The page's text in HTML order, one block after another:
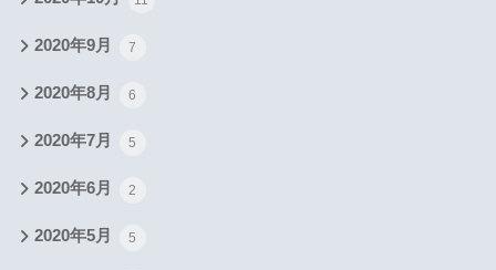
2020年9月 7
2020年8月 6
2020年7月 5
2020年6月 2
2020年5月 5